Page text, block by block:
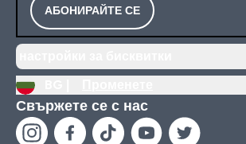
АБОНИРАЙТЕ СЕ
Свържете се с нас